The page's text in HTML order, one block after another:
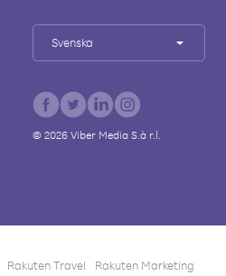
Svenska
© 2026Viber Media S.à r.l.
Rakuten Travel Rakuten Marketing